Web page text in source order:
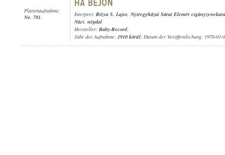
Plattenaufnahme:
No. 781.
Interpret: Rózsa S. Lajos, Nyiregyházai Sárai Elemér cigányzenekara
Náci, népdal
Hersteller: Baby-Record;
Jahr der Aufnahme: 1910 körül; Datum der Veröffentlichung: 1970-01-